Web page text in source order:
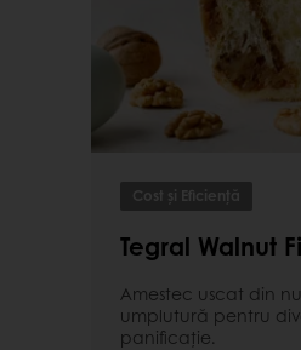
Cost și Eficiență
Tegral Walnut
Amestec uscat din
umplutură pentru
panificație.